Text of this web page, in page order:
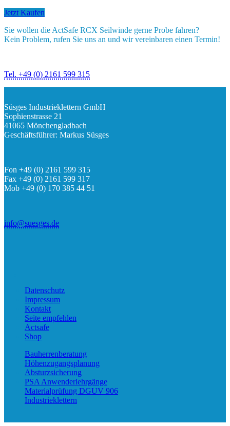
Jetzt Kaufen
Sie wollen die ActSafe RCX Seilwinde gerne Probe fahren?
Kein Problem, rufen Sie uns an und wir vereinbaren einen Termin!
Tel. +49 (0) 2161 599 315
Süsges Industrieklettern GmbH
Sophienstrasse 21
41065 Mönchengladbach
Geschäftsführer: Markus Süsges
Fon +49 (0) 2161 599 315
Fax +49 (0) 2161 599 317
Mob +49 (0) 170 385 44 51
info@suesges.de
Datenschutz
Impressum
Kontakt
Seite empfehlen
Actsafe
Shop
Bauherren­beratung
Höhenzugangs­planung
Absturz­sicherung
PSA Anwender­lehrgänge
Material­prüfung DGUV 906
Industrie­klettern